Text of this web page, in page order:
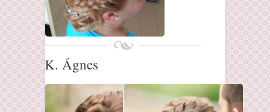
K. Ágnes